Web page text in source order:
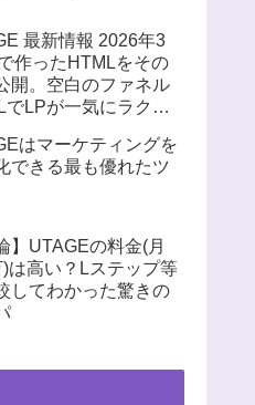
最新情報 2026年3
作ったHTMLをその
開。空白のファネル
でLPが一気にラクに
はマーケティングを
できる最も優れたツ
】UTAGEの料金(月
は高い？Lステップ等
してわかった驚きの